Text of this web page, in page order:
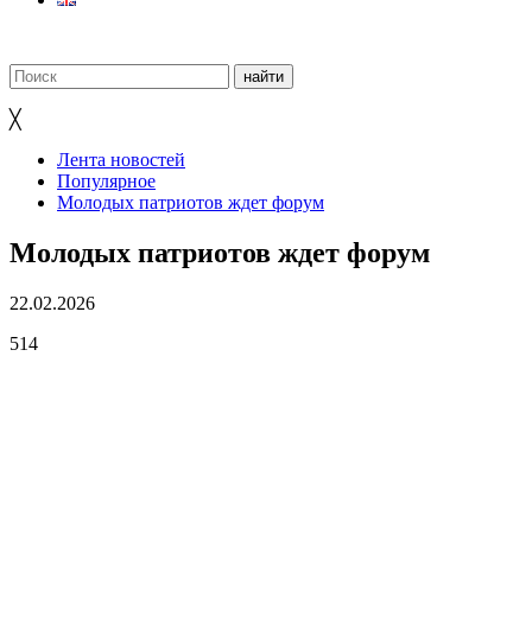
╳
Лента новостей
Популярное
Молодых патриотов ждет форум
Молодых патриотов ждет форум
22.02.2026
514